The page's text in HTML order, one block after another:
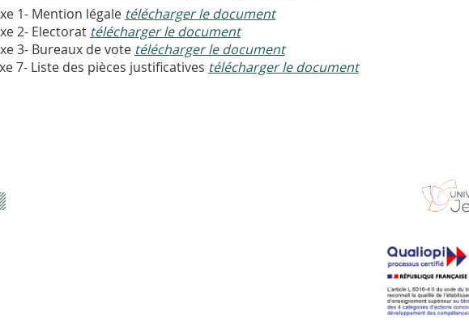
1- Mention légale télécharger le document
2- Electorat télécharger le document
3- Bureaux de vote télécharger le document
7- Liste des pièces justificatives télécharger le document